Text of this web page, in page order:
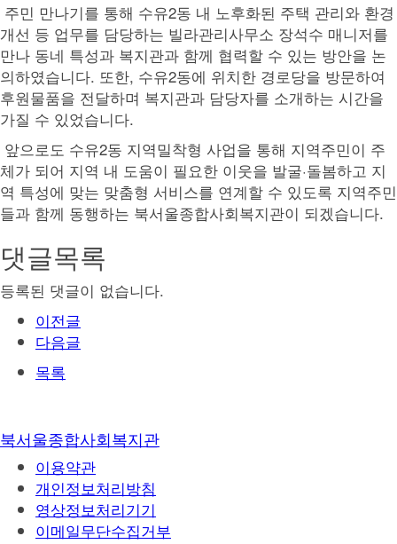
주민 만나기를 통해 수유2동 내 노후화된 주택 관리와 환경
개선 등 업무를 담당하는 빌라관리사무소 장석수 매니저를
만나 동네 특성과 복지관과 함께 협력할 수 있는 방안을 논
의하였습니다. 또한, 수유2동에 위치한 경로당을 방문하여
후원물품을 전달하며 복지관과 담당자를 소개하는 시간을
가질 수 있었습니다.
앞으로도 수유2동 지역밀착형 사업을 통해 지역주민이 주
체가 되어 지역 내 도움이 필요한 이웃을 발굴·돌봄하고 지
역 특성에 맞는 맞춤형 서비스를 연계할 수 있도록 지역주민
들과 함께 동행하는 북서울종합사회복지관이 되겠습니다.
댓글목록
등록된 댓글이 없습니다.
이전글
다음글
목록
북서울종합사회복지관
이용약관
개인정보처리방침
영상정보처리기기
이메일무단수집거부